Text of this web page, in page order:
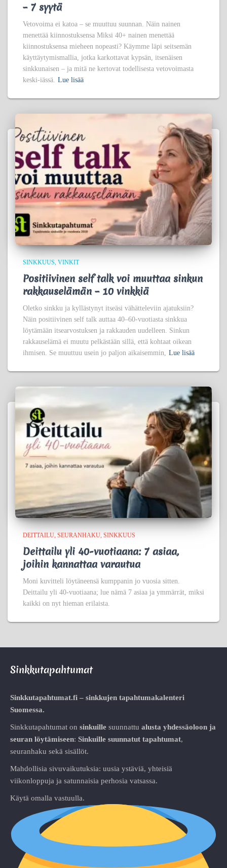
– 7 syytä
Vetovoima ei katoa – se muuttuu suunnan. Näin nainen
menettää kiinnostuksensa Miksi 40+ nainen menettää
kiinnostuksensa mieheen nopeasti? Käymme läpi seitsemän
käyttäytymismallia, jotka karkottavat kypsän, itsenäisen
sinkkunaisen – ja mitä ne kertovat todellisesta vetovoimasta
keski-iässä. Lue lisää
SINKKUUS VINKIT
Positiivinen self talk voi muuttaa sinkun
rakkauselämän – 10 vinkkiä
Oletko sinkku ja kyllästynyt itseäsi vähätteleviin ajatuksiin?
Näin positiivinen self talk auttaa 40–60-vuotiasta sinkkua
löytämään itsearvostuksen ja rakkauden uudelleen. Sinkun
rakkauselämä ei muutu pelkästään sillä, että kohtaat oikean
ihmisen. Se muuttuu usein jo paljon aikaisemmin,
Lue lisää
DEITTAILU SEURANHAKU SINKKUUS
Deittailu yli 40-vuotiaana: 7 asiaa,
joihin kannattaa varautua
Moni kuvitteli löytäneensä kumppanin jo vuosia sitten.
Deittailu yli 40-vuotiaana; lue nämä 7 asiaa ja ymmärrät, miksi
kaikki on nyt hieman erilaista.
Sinkkutapahtumat
Sinkkutapahtumat.fi – sinkkujen tapahtumakalenteri
Suomessa.
Sinkkutapahtumat on sinkuille suunnattu alusta yhdessäoloon ja
seuran löytämiseen: Sinkuille suunnatut tapahtumat,
seuranhaku sekä sisällöt.
Mahdollisia sivuvaikutuksia: uusia ystäviä, yhteisiä
viikonloppuja ja satunnaisia perhosia vatsassa.
Käytä omalla vastuulla.